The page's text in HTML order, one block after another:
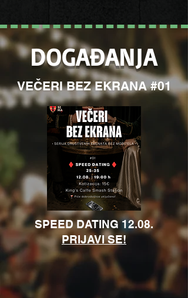
DOGAĐANJA
VEČERI BEZ EKRANA #01
SPEED DATING 12.08.
PRIJAVI SE!